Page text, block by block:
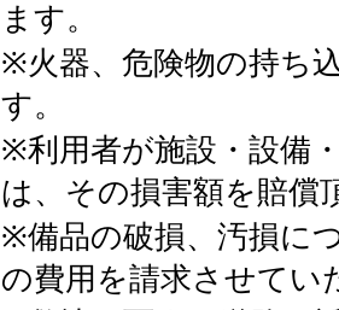
ます。
※火器、危険物の持ち
す。
※利用者が施設・設備
は、その損害額を賠償
※備品の破損、汚損に
の費用を請求させてい